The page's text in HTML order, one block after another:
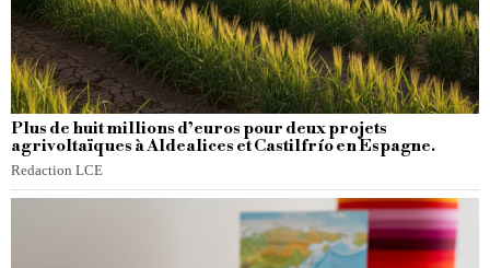
Plus de huit millions d’euros pour deux projets
agrivoltaïques à Aldealices et Castilfrío en Espagne.
Redaction LCE